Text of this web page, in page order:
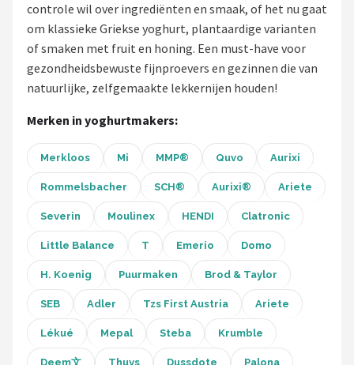
Kenwood
Moulinex
KitchenAid
Magimix
Braun
Bardi
Bartscher
Nutribullet
KitchenBrothers
controle wil over ingrediënten en smaak, of het nu gaat
om klassieke Griekse yoghurt, plantaardige varianten
of smaken met fruit en honing. Een must-have voor
gezondheidsbewuste fijnproevers en gezinnen die van
natuurlijke, zelfgemaakte lekkernijen houden!
Merken in yoghurtmakers:
Merkloos Mi MMP® Quvo Aurixi
Rommelsbacher SCH® Aurixi® Ariete
Severin Moulinex HENDI Clatronic
Little Balance T Emerio Domo
H. Koenig Puurmaken Brod & Taylor
SEB Adler Tzs First Austria Ariete
Lékué Mepal Steba Krumble
Deem文 Thuys Dussdote Palona